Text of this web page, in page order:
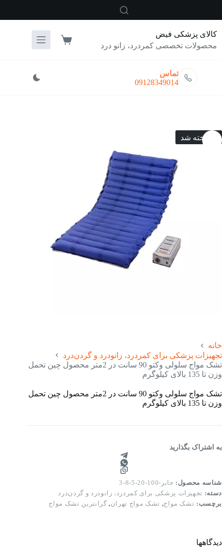
کالای پزشکی فیض
محصولات تخصصی کمردرد، زانو درد
سبد
تماس
09128349014
فروخته شد
خانه
تجهیزات پزشکی برای کمردرد، زانودرد و گردن‌درد
تشک مواج سلولی وکتو 90 سانت در 2متر محصول چین تحمل
وزن تا 135 بالای کیلوگرم
تشک مواج سلولی وکتو 90 سانت در 2متر محصول چین تحمل
وزن تا 135 بالای کیلوگرم
به اشتراک بگذارید
شناسه محصول: جابر-100-20-5-8-3
دسته: تجهیزات پزشکی برای کمردرد، زانودرد و گردن‌درد
برچسب: تشک مواج, تشک مواج تهران, گرانترین تشک مواج
دیدگاهها